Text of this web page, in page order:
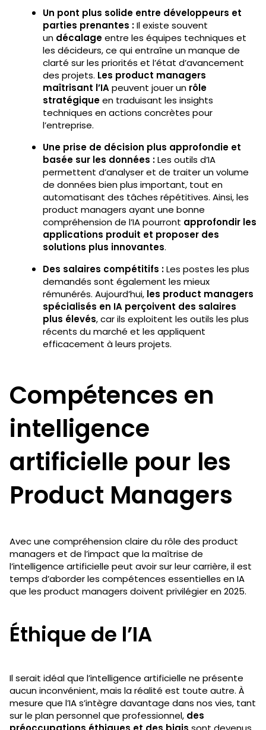
Un pont plus solide entre développeurs et
parties prenantes :Il existe souvent
un décalageentre les équipes techniques et
les décideurs, ce qui entraîne un manque de
clarté sur les priorités et l’état d’avancement
des projets. Les product managers
maîtrisant l’IApeuvent jouer un rôle
stratégiqueen traduisant les insights
techniques en actions concrètes pour
l’entreprise.
Une prise de décision plus approfondie et
basée sur les données :Les outils d’IA
permettent d’analyser et de traiter un volume
de données bien plus important, tout en
automatisant des tâches répétitives. Ainsi, les
product managers ayant une bonne
compréhension de l’IA pourront approfondir les
applications produit et proposer des
solutions plus innovantes.
Des salaires compétitifs :Les postes les plus
demandés sont également les mieux
rémunérés. Aujourd’hui, les product managers
spécialisés en IA perçoivent des salaires
plus élevés, car ils exploitent les outils les plus
récents du marché et les appliquent
efficacement à leurs projets.
Compétences en
intelligence
artificielle pour les
Product Managers
Avec une compréhension claire du rôle des product
managers et de l’impact que la maîtrise de
l’intelligence artificielle peut avoir sur leur carrière, il est
temps d’aborder les compétences essentielles en IA
que les product managers doivent privilégier en 2025.
Éthique de l’IA
Il serait idéal que l’intelligence artificielle ne présente
aucun inconvénient, mais la réalité est toute autre. À
mesure que l’IA s’intègre davantage dans nos vies, tant
sur le plan personnel que professionnel, des